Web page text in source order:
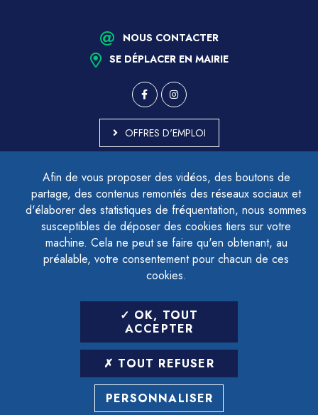
Afin de vous proposer des vidéos, des boutons de
partage, des contenus remontés des réseaux sociaux et
d'élaborer des statistiques de fréquentation, nous sommes
susceptibles de déposer des cookies tiers sur votre
machine. Cela ne peut se faire qu'en obtenant, au
préalable, votre consentement pour chacun de ces
cookies.
OK, TOUT
ACCEPTER
TOUT REFUSER
PERSONNALISER
NOUS CONTACTER
SE DÉPLACER EN MAIRIE
OFFRES D'EMPLOI
ACCESSIBILITÉ - PARTIELLEMENT CONFORME
PLAN DU SITE
MENTIONS LÉGALES
CONTACTER LE DÉLÉGUÉ À LA PROTECTION DES DONNÉES
GESTION DES COOKIES
LETTRE D'INFORMATION
SAISIR VOTRE ADRESSE E-MAIL
POUR VOUS INSCRIRE :
ARCHIVES DÉSINSCRIPTION